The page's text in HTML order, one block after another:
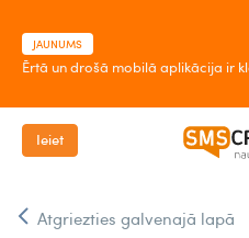
JAUNUMS
Ērtā un drošā mobilā aplikācija ir
Ieiet
Atgriezties galvenajā lapā